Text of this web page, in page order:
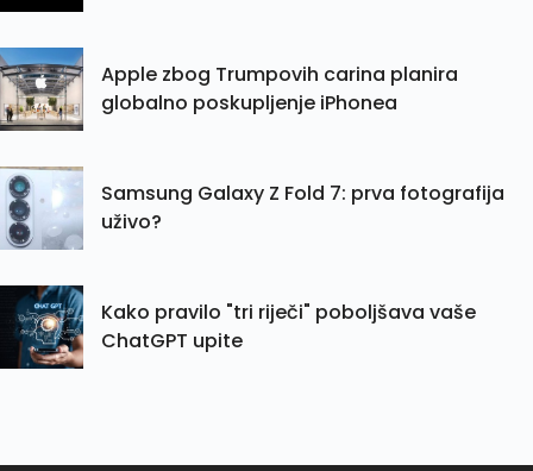
Apple zbog Trumpovih carina planira
globalno poskupljenje iPhonea
Samsung Galaxy Z Fold 7: prva fotografija
uživo?
Kako pravilo "tri riječi" poboljšava vaše
ChatGPT upite